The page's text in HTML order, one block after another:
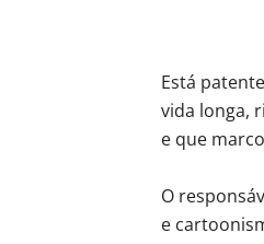
Está
vida longa,
e que
O
e